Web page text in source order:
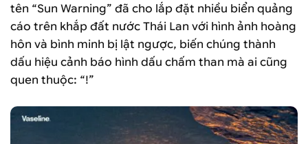
tên “Sun Warning” đã cho lắp đặt nhiều biển quảng
cáo trên khắp đất nước Thái Lan với hình ảnh hoàng
hôn và bình minh bị lật ngược, biến chúng thành
dấu hiệu cảnh báo hình dấu chấm than mà ai cũng
quen thuộc: “!”